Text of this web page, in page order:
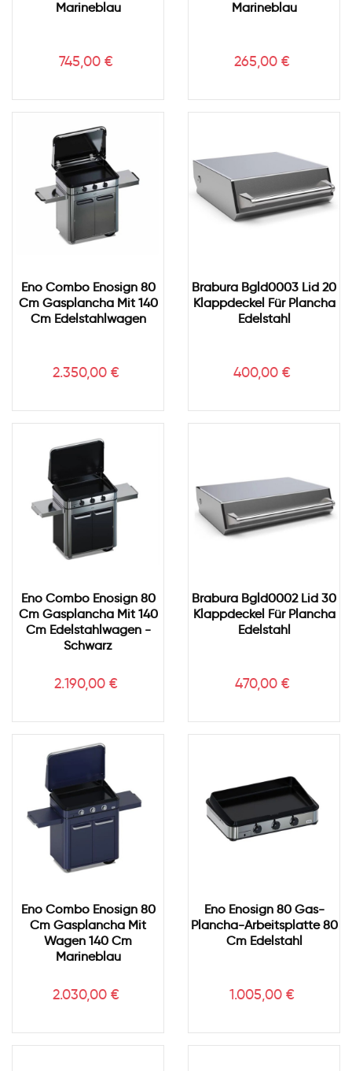
Marineblau
Preis
745,00 €
Marineblau
Preis
265,00 €
Eno Combo Enosign 80
Cm Gasplancha Mit 140
Cm Edelstahlwagen
Preis
2.350,00 €
Brabura Bgld0003 Lid 20
Klappdeckel Für Plancha
Edelstahl
Preis
400,00 €
Eno Combo Enosign 80
Cm Gasplancha Mit 140
Cm Edelstahlwagen -
Schwarz
Preis
2.190,00 €
Brabura Bgld0002 Lid 30
Klappdeckel Für Plancha
Edelstahl
Preis
470,00 €
Eno Combo Enosign 80
Cm Gasplancha Mit
Wagen 140 Cm
Marineblau
Preis
2.030,00 €
Eno Enosign 80 Gas-
Plancha-Arbeitsplatte 80
Cm Edelstahl
Preis
1.005,00 €